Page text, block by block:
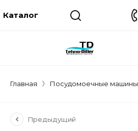
Главная Посудомоечные машины
Предыдущий